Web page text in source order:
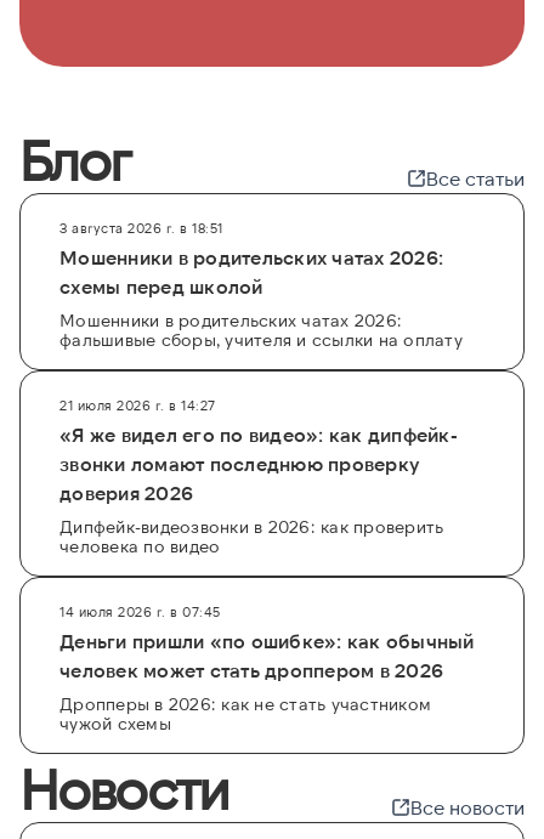
Блог Все статьи
3 августа 2026 г. в 18:51
Мошенники в родительских чатах 2026:
схемы перед школой
Мошенники в родительских чатах 2026:
фальшивые сборы, учителя и ссылки на оплату
21 июля 2026 г. в 14:27
«Я же видел его по видео»: как дипфейк-
звонки ломают последнюю проверку
доверия 2026
Дипфейк-видеозвонки в 2026: как проверить
человека по видео
14 июля 2026 г. в 07:45
Деньги пришли «по ошибке»: как обычный
человек может стать дроппером в 2026
Дропперы в 2026: как не стать участником
чужой схемы
Новости Все новости